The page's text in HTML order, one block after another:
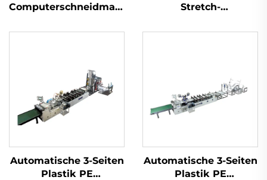
Computerschneidmaschine
Stretch-
Taschenmachmaschine
Automatische 3-Seiten
Plastik PE
Automatische 3-Seiten
Plastik PE